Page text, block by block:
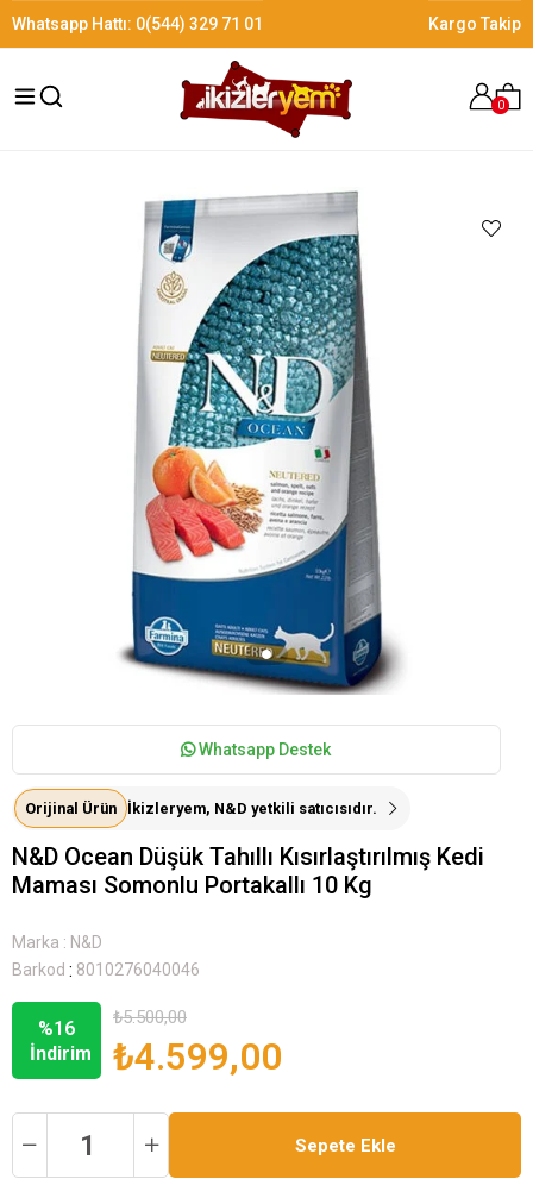
Whatsapp Hattı: 0(544) 329 71 01 Kargo Takip
0
Whatsapp Destek
Orijinal Ürün İkizleryem, N&D yetkili satıcısıdır.
N&D Ocean Düşük Tahıllı Kısırlaştırılmış Kedi
Maması Somonlu Portakallı 10 Kg
Marka : N&D
Barkod : 8010276040046
%16
İndirim
₺5.500,00
₺4.599,00